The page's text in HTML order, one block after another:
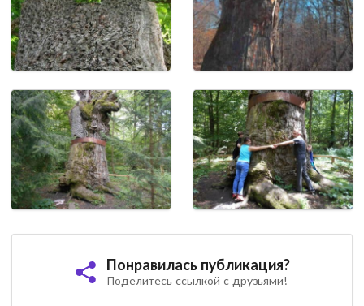
Понравилась публикация?
Поделитесь ссылкой с друзьями!